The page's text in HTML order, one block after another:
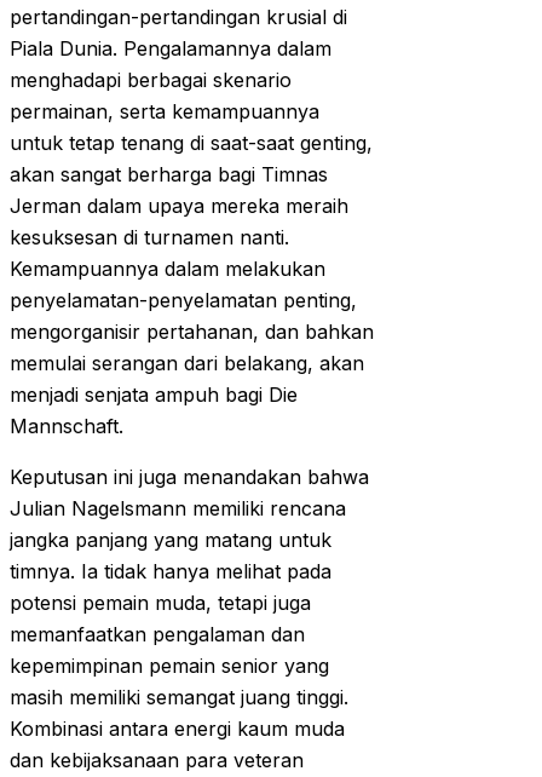
pertandingan-pertandingan krusial di
Piala Dunia. Pengalamannya dalam
menghadapi berbagai skenario
permainan, serta kemampuannya
untuk tetap tenang di saat-saat genting,
akan sangat berharga bagi Timnas
Jerman dalam upaya mereka meraih
kesuksesan di turnamen nanti.
Kemampuannya dalam melakukan
penyelamatan-penyelamatan penting,
mengorganisir pertahanan, dan bahkan
memulai serangan dari belakang, akan
menjadi senjata ampuh bagi Die
Mannschaft.
Keputusan ini juga menandakan bahwa
Julian Nagelsmann memiliki rencana
jangka panjang yang matang untuk
timnya. Ia tidak hanya melihat pada
potensi pemain muda, tetapi juga
memanfaatkan pengalaman dan
kepemimpinan pemain senior yang
masih memiliki semangat juang tinggi.
Kombinasi antara energi kaum muda
dan kebijaksanaan para veteran